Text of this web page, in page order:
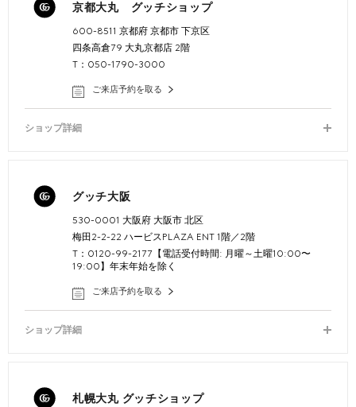
京都大丸 グッチショップ
600-8511 京都府 京都市 下京区
四条高倉79 大丸京都店 2階
T：050-1790-3000
ご来店予約を取る
ショップ詳細
グッチ大阪
530-0001 大阪府 大阪市 北区
梅田2-2-22 ハービスPLAZA ENT 1階／2階
T：0120-99-2177【電話受付時間: 月曜～土曜10:00〜
19:00】年末年始を除く
ご来店予約を取る
ショップ詳細
札幌大丸 グッチショップ